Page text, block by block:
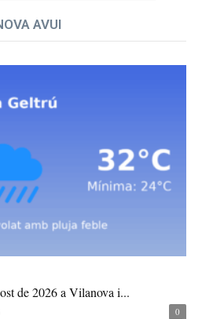
AVUI
de 2026 a Vilanova i...
0